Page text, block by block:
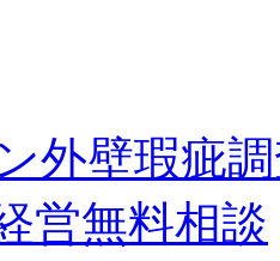
外壁瑕疵
営無料相談